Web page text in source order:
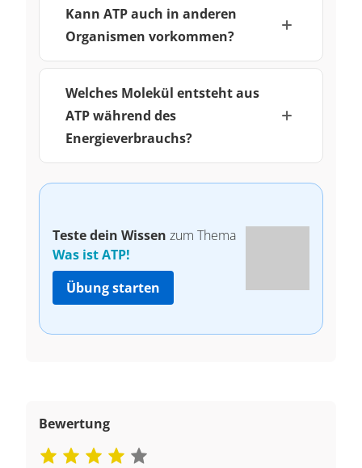
Kann ATP auch in anderen
Organismen vorkommen?
Welches Molekül entsteht aus
ATP während des
Energieverbrauchs?
Teste dein Wissen zum Thema
Was ist ATP!
Übung starten
Bewertung